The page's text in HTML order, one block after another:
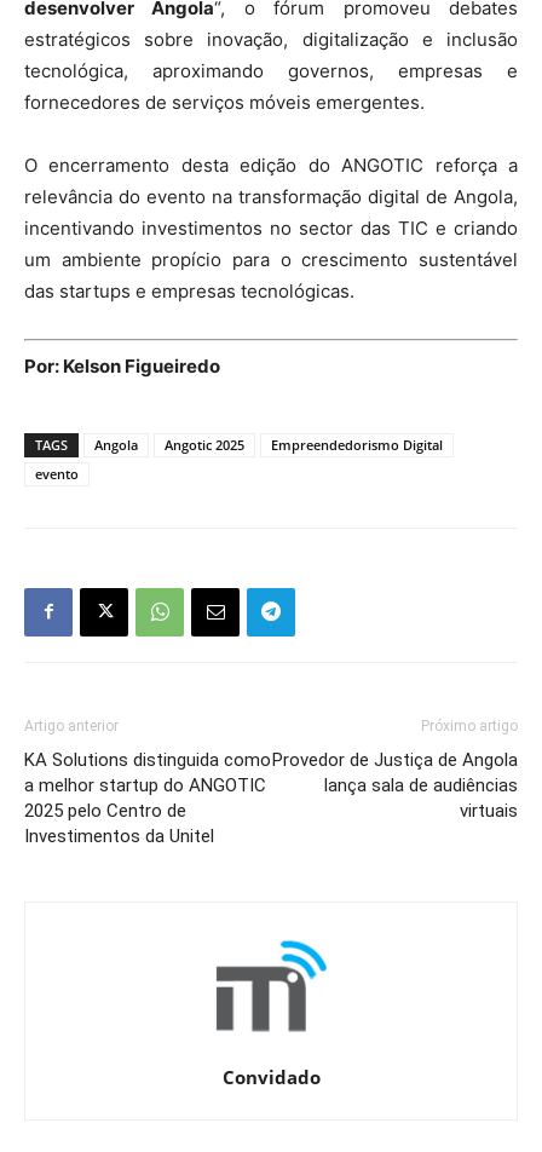
desenvolver Angola“, o fórum promoveu debates
estratégicos sobre inovação, digitalização e inclusão
tecnológica, aproximando governos, empresas e
fornecedores de serviços móveis emergentes.
O encerramento desta edição do ANGOTIC reforça a
relevância do evento na transformação digital de Angola,
incentivando investimentos no sector das TIC e criando
um ambiente propício para o crescimento sustentável
das startups e empresas tecnológicas.
Por: Kelson Figueiredo
TAGS Angola Angotic 2025
Empreendedorismo Digital
evento
Artigo anterior
KA Solutions distinguida como
a melhor startup do ANGOTIC
2025 pelo Centro de
Investimentos da Unitel
Próximo artigo
Provedor de Justiça de Angola
lança sala de audiências
virtuais
Convidado